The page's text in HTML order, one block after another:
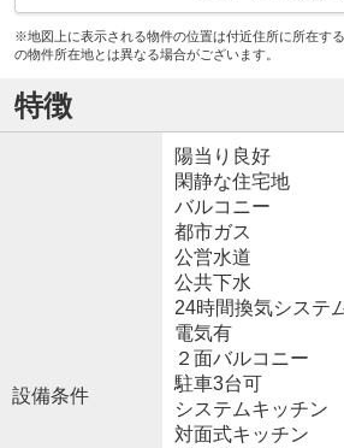
※地図上に表示される物件の位置は付近住所に所在す
の物件所在地とは異なる場合がございます。
特徴
設備条件
陽当り良好
閑静な住宅地
バルコニー
都市ガス
公営水道
公共下水
24時間換気システ
電気有
２面バルコニー
駐車3台可
システムキッチン
対面式キッチン